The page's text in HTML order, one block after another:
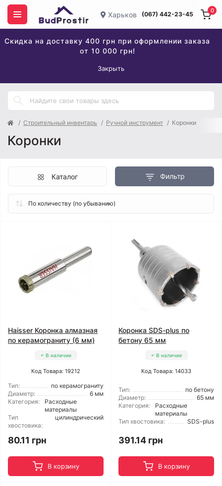
Харьков (067) 442-23-45
Скидка на доставку 400 грн при оформлении заказа
от 10 000 грн!
Закрыть
0
Строительный инвентарь Ручной инструмент Коронки
Коронки
Фильтр
Каталог
Haisser Коронка алмазная
по керамограниту (6 мм)
В наличии
Код Товара: 19212
Тип:
по керамограниту
Диаметр:
6 мм
Категория:
Расходные
материалы
Тип
хвостовика:
цилиндрический
80.11 грн
В корзину
Коронка SDS-plus по
бетону 65 мм
В наличии
Код Товара: 14033
Тип:
по бетону
Диаметр:
65 мм
Категория:
Расходные
материалы
Тип хвостовика:
SDS-plus
391.14 грн
В корзину